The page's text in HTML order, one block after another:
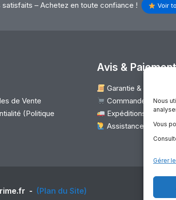
Nous
Vous
Gérer
– Achetez en toute confiance !
Voir
de Vente
(Politique
Avis & Paiement
Garantie &
Commander
Expéditions &
Assistance client
- (Plan du Site)